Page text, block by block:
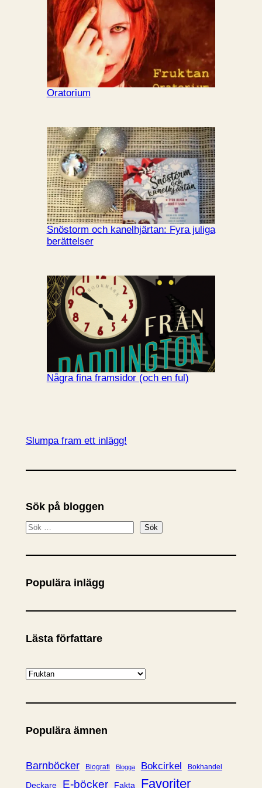
Oratorium
Snöstorm och kanelhjärtan: Fyra juliga
berättelser
Några fina framsidor (och en ful)
Slumpa fram ett inlägg!
Sök på bloggen
S
k
Sök
Populära inlägg
Lästa författare
K
t
g
r
i
Populära ämnen
Barnböcker Biografi Blogga Bokcirkel Bokhandel
Deckare E-böcker Fakta Favoriter